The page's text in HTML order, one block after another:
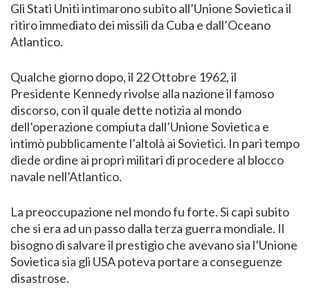
Gli Stati Uniti intimarono subito all’Unione Sovietica il
ritiro immediato dei missili da Cuba e dall’Oceano
Atlantico.
Qualche giorno dopo, il 22 Ottobre 1962, il
Presidente Kennedy rivolse alla nazione il famoso
discorso, con il quale dette notizia al mondo
dell’operazione compiuta dall’Unione Sovietica e
intimò pubblicamente l’altolà ai Sovietici. In pari tempo
diede ordine ai propri militari di procedere al blocco
navale nell’Atlantico.
La preoccupazione nel mondo fu forte. Si capì subito
che si era ad un passo dalla terza guerra mondiale. Il
bisogno di salvare il prestigio che avevano sia l’Unione
Sovietica sia gli USA poteva portare a conseguenze
disastrose.